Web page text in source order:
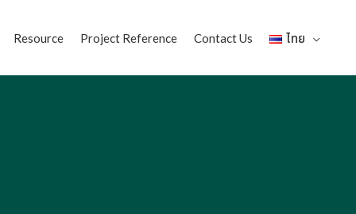
Resource Project Reference Contact Us ไทย